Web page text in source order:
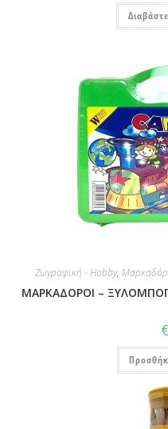
Ζωγραφική - Hobby,
ΜΑΡΚΑΔΟΡΟΙ –
€